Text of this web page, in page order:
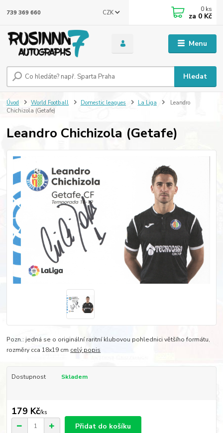
Menu
CZK
Hledat
739 369 660 0 ks
za 0 Kč
Úvod World Football Domestic leagues La Liga
Leandro
Chichizola (Getafe)
Leandro Chichizola (Getafe)
Pozn.: jedná se o originální raritní klubovou pohlednici většího formátu,
rozměry cca 18x19 cm celý popis
Dostupnost Skladem
179 Kč/ks
Přidat do košíku